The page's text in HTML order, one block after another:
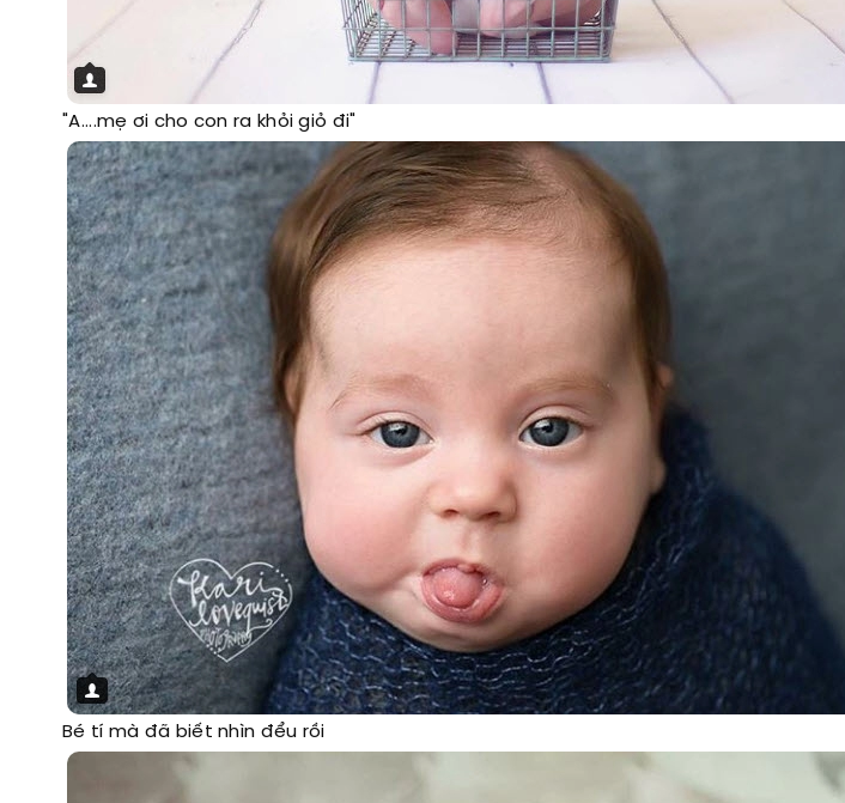
"A....mẹ ơi cho con ra khỏi giỏ đi"
Bé tí mà đã biết nhìn đểu rồi